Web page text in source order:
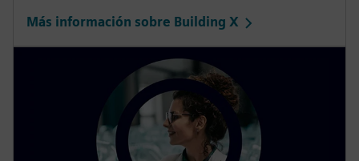
Más información sobre Building X